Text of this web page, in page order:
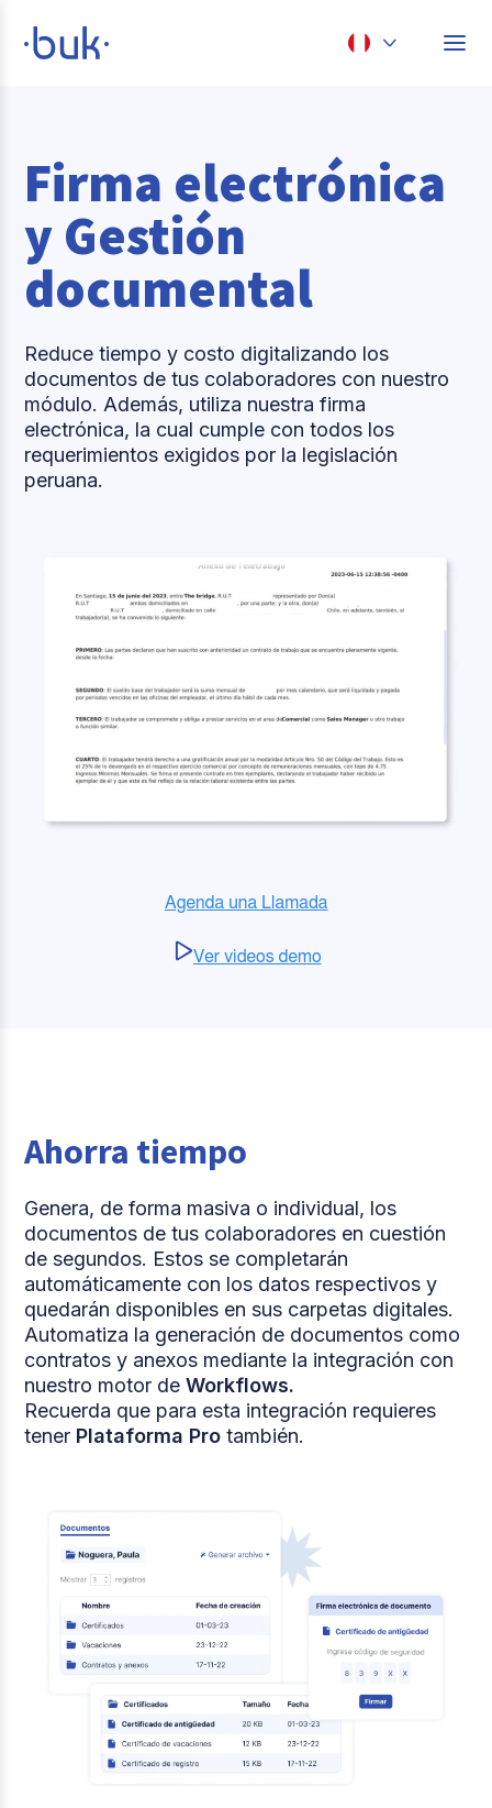
Perú
México
Brasil
Firma electrónica
y Gestión
documental
Reduce tiempo y costo digitalizando los
documentos de tus colaboradores con nuestro
módulo. Además, utiliza nuestra firma
electrónica, la cual cumple con todos los
requerimientos exigidos por la legislación
peruana.
Ahorra tiempo
Genera, de forma masiva o individual, los
documentos de tus colaboradores en cuestión
de segundos. Estos se completarán
automáticamente con los datos respectivos y
quedarán disponibles en sus carpetas digitales.
Automatiza la generación de documentos como
contratos y anexos mediante la integración con
nuestro motor deWorkflows.
Recuerda que para esta integración requieres
tener Plataforma Pro también.